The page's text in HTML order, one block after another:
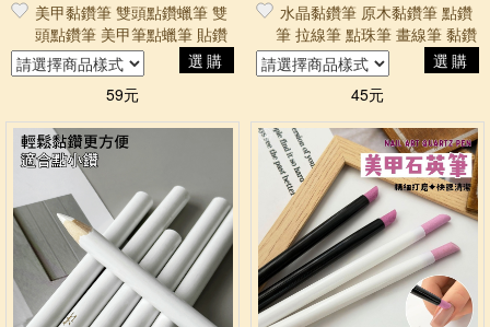
美甲黏鑽筆 雙頭點鑽蠟筆 雙
頭點鑽筆 美甲筆點蠟筆 貼鑽
筆 移鑽筆 軟蠟黏鑽筆選購
59元
水晶黏鑽筆 原木黏鑽筆 點鑽
筆 拉線筆 點珠筆 畫線筆 黏鑽
用
選購
45元